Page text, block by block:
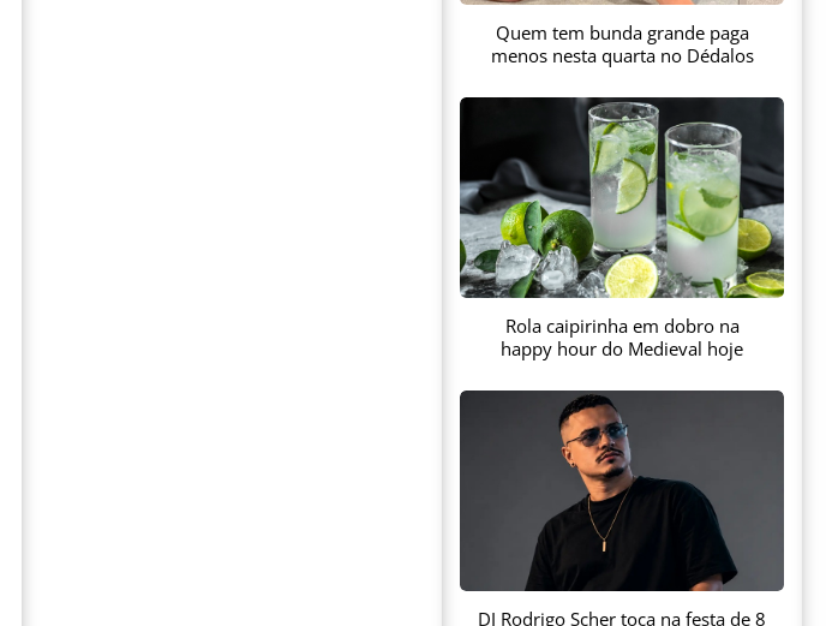
Quem tem bunda grande paga
menos nesta quarta no Dédalos
Rola caipirinha em dobro na
happy hour do Medieval hoje
DJ Rodrigo Scher toca na festa de 8